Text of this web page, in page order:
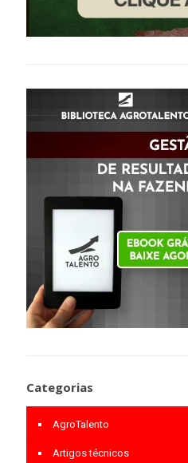
Categorias
AgroTalento
Artigos técnicos